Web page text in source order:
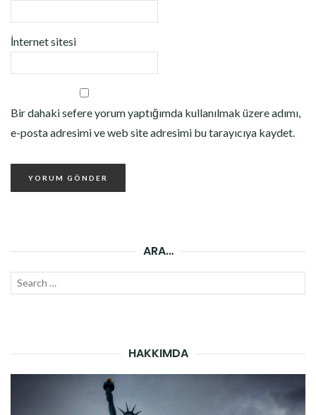
İnternet sitesi
Bir dahaki sefere yorum yaptığımda kullanılmak üzere adımı,
e-posta adresimi ve web site adresimi bu tarayıcıya kaydet.
ARA…
Search
HAKKIMDA